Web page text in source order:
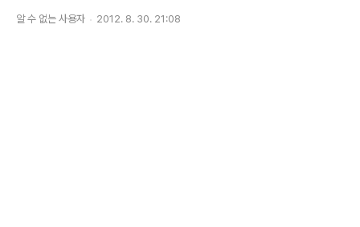
알 수 없는 사용자 2012. 8. 30. 21:08